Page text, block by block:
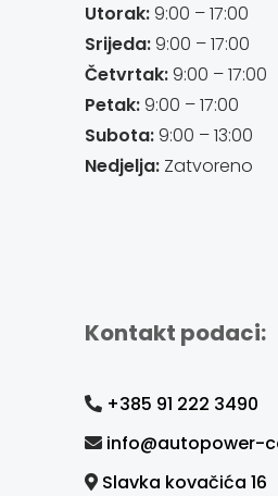
Utorak:9:00 – 17:00
Srijeda:9:00 – 17:00
Četvrtak:9:00 – 17:00
Petak:9:00 – 17:00
Subota:9:00 – 13:00
Nedjelja:Zatvoreno
Kontakt podaci:
+385 91 222 3490
info@autopower-
Slavka kovačića 16